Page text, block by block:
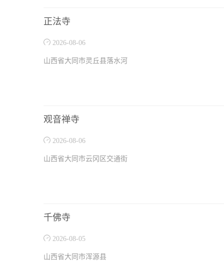
正法寺
2026-08-06
山西省大同市灵丘县落水河
观音禅寺
2026-08-06
山西省大同市云冈区交通街
千佛寺
2026-08-05
山西省大同市浑源县